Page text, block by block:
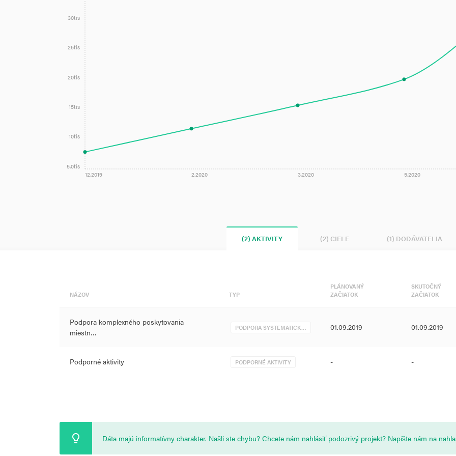
12.2019 2.2020 3.2020 5.2020
5.0tis
10tis
15tis
20tis
25tis
30tis
(2) AKTIVITY (2) CIELE (1) DODÁVATELIA
NÁZOV TYP
PLÁNOVANÝ
ZAČIATOK
SKUTOČNÝ
ZAČIATOK
Podpora komplexného poskytovania
miestn…
PODPORA SYSTEMATICK… 01.09.2019 01.09.2019
Podporné aktivity PODPORNÉ AKTIVITY - -
Dáta majú informatívny charakter. Našli ste chybu? Chcete nám nahlásiť podozrivý projekt? Napíšte nám na